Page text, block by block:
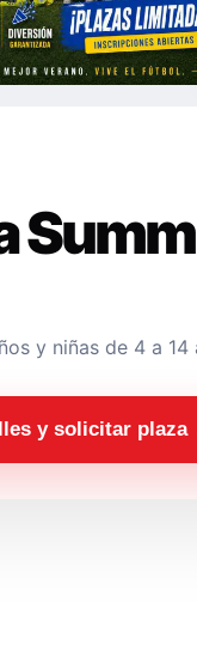
y niñas de 4 a 14
y solicitar plaza